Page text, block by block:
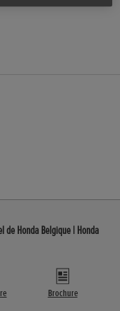
de Honda Belgique | Honda
Brochure